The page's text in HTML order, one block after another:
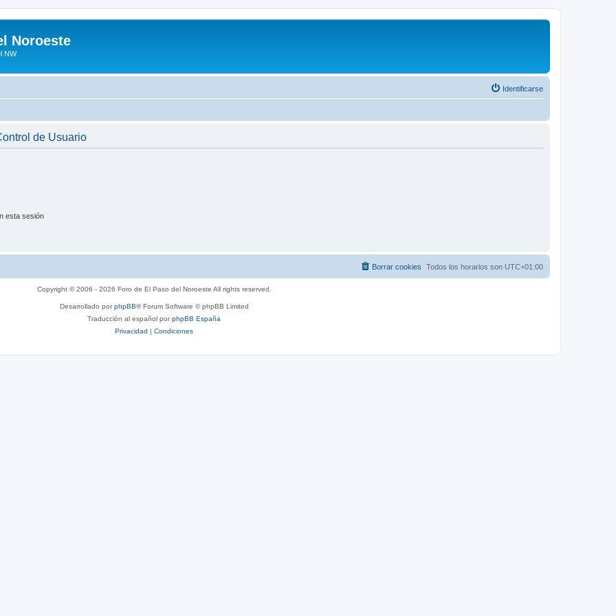
Noroeste
NW
Identificarse
de Usuario
esta sesión
Todos los horarios son UTC+01:00
Borrar cookies
Copyright © 2006 - 2026 Foro de El Paso del Noroeste All rights reserved.
Desarrollado porphpBB® Forum Software © phpBB Limited
Traducción al español porphpBB España
Privacidad | Condiciones